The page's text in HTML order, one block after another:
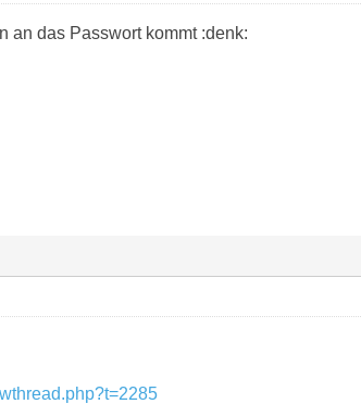
an das Passwort kommt :denk: